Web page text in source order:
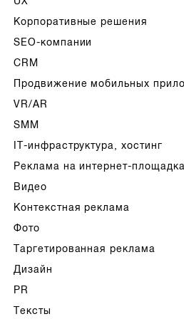
Корпоративные решения
SEO-компании
CRM
Продвижение мобильных
VR/AR
SMM
IT-инфраструктура, хостинг
Реклама на интернет-
Видео
Контекстная реклама
Фото
Таргетированная реклама
Дизайн
PR
Тексты